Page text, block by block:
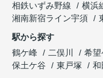
相鉄いずみ野線
横浜
湘南新宿ライン宇須
駅から探す
鶴ケ峰
二俣川 希望
保土ケ谷
東戸塚 和